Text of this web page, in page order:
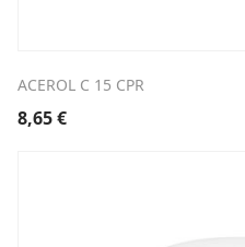
ACEROL C 15 CPR
8,65€